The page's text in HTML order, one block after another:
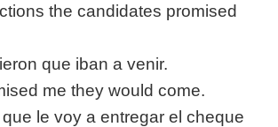
the candidates promised
que iban a venir.
me they would come.
le voy a entregar el cheque